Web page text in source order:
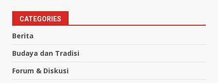
CATEGORIES
Berita
Budaya dan Tradisi
Forum & Diskusi